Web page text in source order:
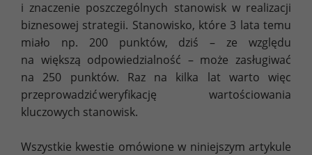
i znaczenie poszczególnych stanowisk w realizacji
biznesowej strategii. Stanowisko, które 3 lata temu
miało np. 200 punktów, dziś – ze względu
na większą odpowiedzialność – może zasługiwać
na 250 punktów. Raz na kilka lat warto więc
przeprowadzić weryfikację wartościowania
kluczowych stanowisk.
Wszystkie kwestie omówione w niniejszym artykule